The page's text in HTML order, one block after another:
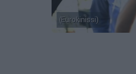
(Eurokinissi)